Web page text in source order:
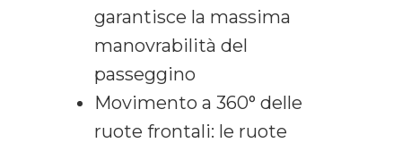
garantisce la massima
manovrabilità del
passeggino
Movimento a 360° delle
ruote frontali: le ruote